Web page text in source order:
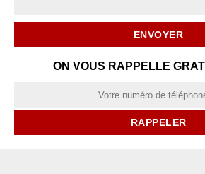
ON VOUS RAPPELLE